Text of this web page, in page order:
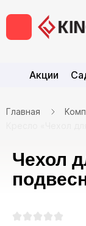
Акции
Главная
Чехол